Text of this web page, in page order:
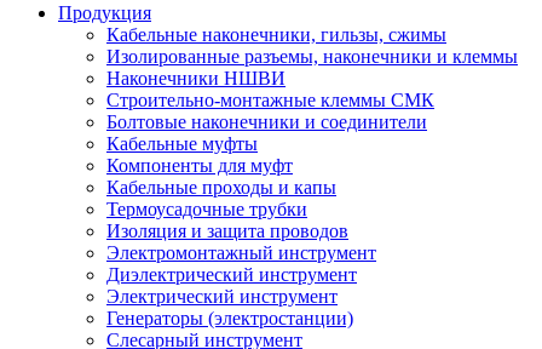
Продукция
Кабельные наконечники, гильзы, сжимы
Изолированные разъемы, наконечники и клеммы
Наконечники НШВИ
Строительно-монтажные клеммы СМК
Болтовые наконечники и соединители
Кабельные муфты
Компоненты для муфт
Кабельные проходы и капы
Термоусадочные трубки
Изоляция и защита проводов
Электромонтажный инструмент
Диэлектрический инструмент
Электрический инструмент
Генераторы (электростанции)
Слесарный инструмент